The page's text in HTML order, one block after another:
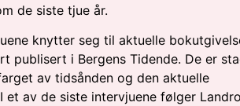
de siste tjue år.
knytter seg til aktuelle
publisert i Bergens Tidende. De er
av tidsånden og den aktuelle
et av de siste intervjuene følger Landro